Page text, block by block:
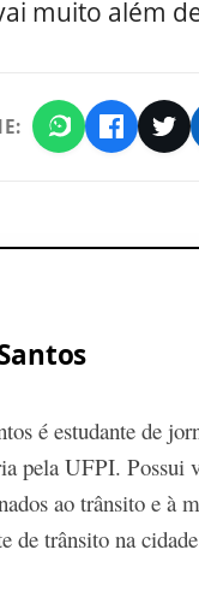
muito além
é estudante de
pela UFPI. Possui
ao trânsito e à
de trânsito na